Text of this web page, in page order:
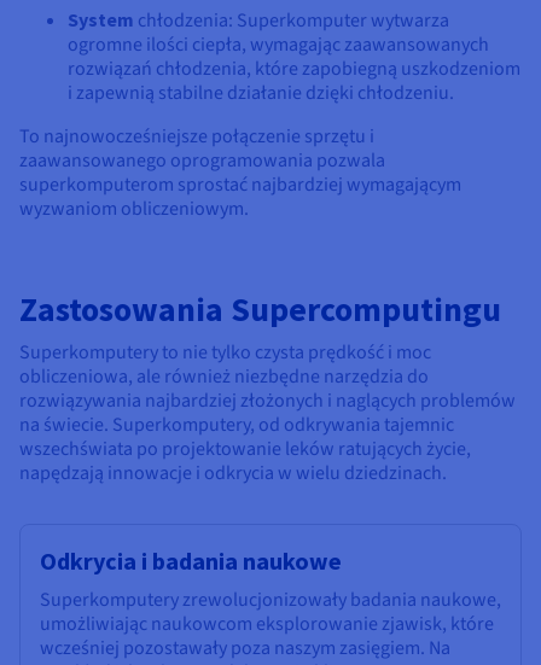
System chłodzenia: Superkomputer wytwarza
ogromne ilości ciepła, wymagając zaawansowanych
rozwiązań chłodzenia, które zapobiegną uszkodzeniom
i zapewnią stabilne działanie dzięki chłodzeniu.
To najnowocześniejsze połączenie sprzętu i
zaawansowanego oprogramowania pozwala
superkomputerom sprostać najbardziej wymagającym
wyzwaniom obliczeniowym.
Zastosowania Supercomputingu
Superkomputery to nie tylko czysta prędkość i moc
obliczeniowa, ale również niezbędne narzędzia do
rozwiązywania najbardziej złożonych i naglących problemów
na świecie. Superkomputery, od odkrywania tajemnic
wszechświata po projektowanie leków ratujących życie,
napędzają innowacje i odkrycia w wielu dziedzinach.
Odkrycia i badania naukowe
Superkomputery zrewolucjonizowały badania naukowe,
umożliwiając naukowcom eksplorowanie zjawisk, które
wcześniej pozostawały poza naszym zasięgiem. Na